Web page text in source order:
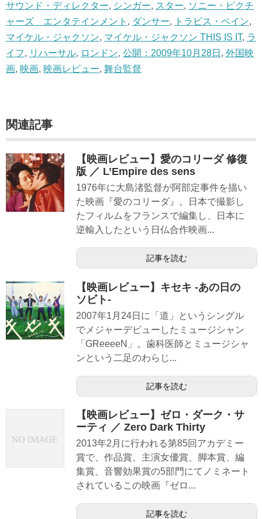
サウンド・ディレクター, シンガー, スター, ソニー・ピクチ
ャーズ エンタテインメント , ダンサー, トラビス・ペイン,
マイケル・ジャクソン, マイケル・ジャクソン THIS IS IT, ラ
イフ, リハーサル, ロンドン, 公開：2009年10月28日 , 外国映
画, 映画, 映画レビュー, 舞台監督
関連記事
【映画レビュー】愛のコリーダ 修復
版 ／ L’Empire des sens
1976年に大島渚監督が阿部定事件を描い
た映画『愛のコリーダ』。日本で撮影し
たフィルムをフランスで編集し、日本に
逆輸入したという日仏合作映画...
記事を読む
【映画レビュー】キセキ -あの日の
ソビト-
2007年1月24日に「道」というシングル
でメジャーデビューしたミュージシャン
「GReeeeN」。歯科医師とミュージシャ
ンという二足のわらじ...
記事を読む
【映画レビュー】ゼロ・ダーク・サ
ーティ ／ Zero Dark Thirty
2013年2月に行われる第85回アカデミー
賞で、作品賞、主演女優賞、脚本賞、編
集賞、音響効果賞の5部門にてノミネート
されているこの映画『ゼロ...
記事を読む